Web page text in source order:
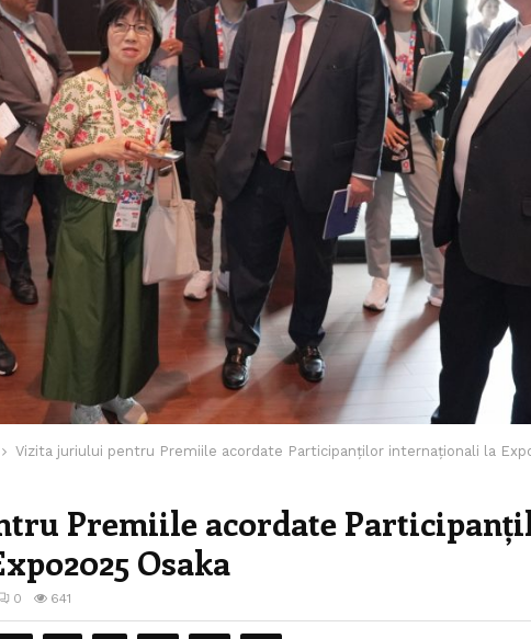
Vizita juriului pentru Premiile acordate Participanților internaționali la
Premiile acordate
Osaka
0 641